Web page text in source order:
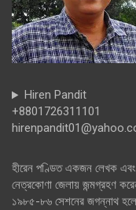
Hiren Pandit
+8801726311101
হীরেন পণ্ডিত একজন লেখক এবং
নেত্রকোণা জেলায় জন্মগ্রহণ
১৯৮৫-৮৬ সেশনের জগন্নাথ